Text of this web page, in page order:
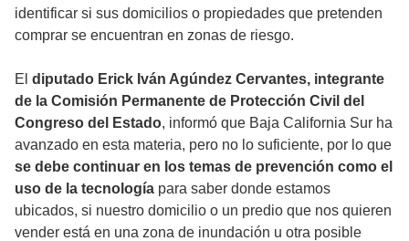
identificar si sus domicilios o propiedades que pretenden
comprar se encuentran en zonas de riesgo.
El diputado Erick Iván Agúndez Cervantes, integrante
de la Comisión Permanente de Protección Civil del
Congreso del Estado, informó que Baja California Sur ha
avanzado en esta materia, pero no lo suficiente, por lo que
se debe continuar en los temas de prevención como el
uso de la tecnología para saber donde estamos
ubicados, si nuestro domicilio o un predio que nos quieren
vender está en una zona de inundación u otra posible